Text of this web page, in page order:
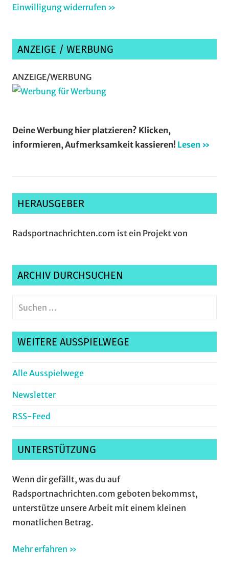
Einwilligung widerrufen »
ANZEIGE / WERBUNG
ANZEIGE/WERBUNG
Deine Werbung hier platzieren? Klicken,
informieren, Aufmerksamkeit kassieren! Lesen »
HERAUSGEBER
Radsportnachrichten.com ist ein Projekt von
ARCHIV DURCHSUCHEN
Suchen
WEITERE AUSSPIELWEGE
Alle Ausspielwege
Newsletter
RSS-Feed
UNTERSTÜTZUNG
Wenn dir gefällt, was du auf
Radsportnachrichten.com geboten bekommst,
unterstütze unsere Arbeit mit einem kleinen
monatlichen Betrag.
Mehr erfahren »